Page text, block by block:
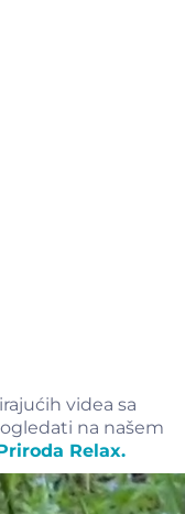
videa sa
na našem
Relax.